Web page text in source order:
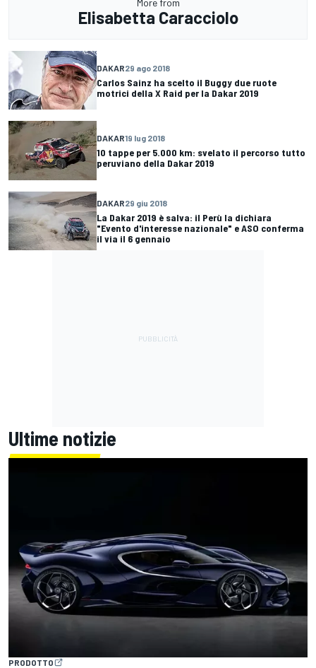
More from
Elisabetta Caracciolo
DAKAR29 ago 2018
Carlos Sainz ha scelto il Buggy due ruote
motrici della X Raid per la Dakar 2019
DAKAR19 lug 2018
10 tappe per 5.000 km: svelato il percorso tutto
peruviano della Dakar 2019
DAKAR29 giu 2018
La Dakar 2019 è salva: il Perù la dichiara
"Evento d'interesse nazionale" e ASO conferma
il via il 6 gennaio
Ultime notizie
PRODOTTO